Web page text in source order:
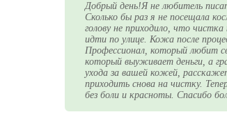
Добрый день!Я не любитель
Сколько бы раз я не посещала
голову не приходило, что
идти по улице. Кожа после
Профессионал, который любит
который выуживает деньги, а
ухода за вашей кожей,
приходить снова на чистку.
без боли и красноты. Спасибо